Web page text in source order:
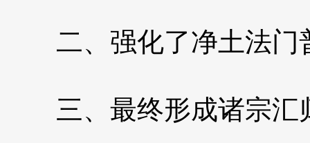
二、强化了净土法门
三、最终形成诸宗汇